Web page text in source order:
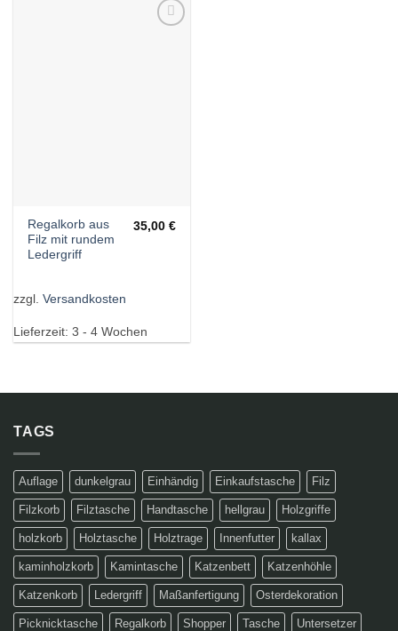
Regalkorb aus
Filz mit rundem
Ledergriff
35,00 €
zzgl. Versandkosten
Lieferzeit: 3 - 4 Wochen
TAGS
Auflage dunkelgrau Einhändig Einkaufstasche Filz
Filzkorb Filztasche Handtasche hellgrau Holzgriffe
holzkorb Holztasche Holztrage Innenfutter kallax
kaminholzkorb Kamintasche Katzenbett Katzenhöhle
Katzenkorb Ledergriff Maßanfertigung Osterdekoration
Picknicktasche Regalkorb Shopper Tasche Untersetzer